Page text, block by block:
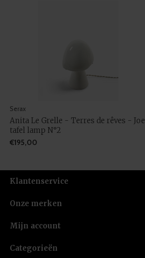
Serax
Anita Le Grelle - Terres de rêves - Joe
tafel lamp N°2
€195,00
Klantenservice
Onze merken
Mijn account
Categorieën